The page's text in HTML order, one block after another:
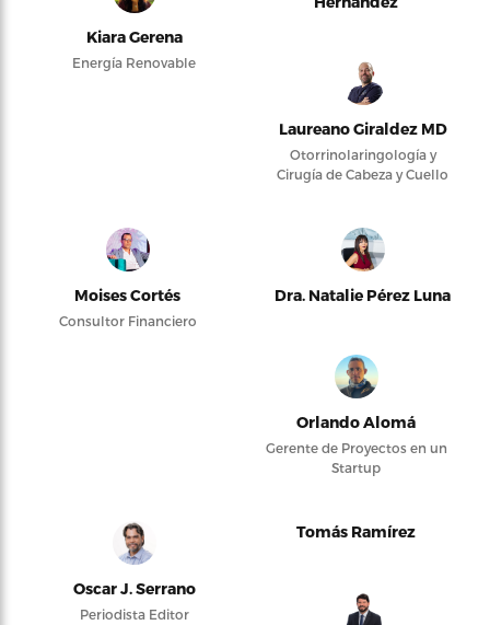
Kiara Gerena
Energía Renovable
Laureano Giraldez MD
Otorrinolaringología y
Cirugía de Cabeza y Cuello
Moises Cortés
Consultor Financiero
Dra. Natalie Pérez Luna
Orlando Alomá
Gerente de Proyectos en un
Startup
Oscar J. Serrano
Periodista Editor
Tomás Ramírez